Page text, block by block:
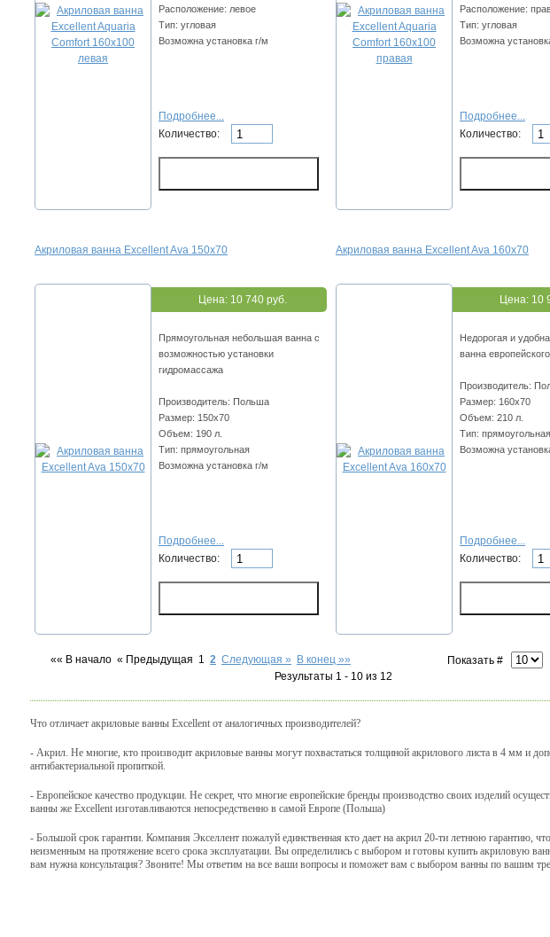
Расположение: левое
Тип: угловая
Возможна установка г/м
Подробнее...
Количество:
Расположение:
Тип: угловая
Возможна
Подробнее...
Количество:
Акриловая ванна Excellent Ava 150x70
Цена: 10 740 руб.
Прямоугольная небольшая ванна с
возможностью установки
гидромассажа
Производитель: Польша
Размер: 150x70
Объем: 190 л.
Тип: прямоугольная
Возможна установка г/м
Подробнее...
Количество:
Акриловая ванна Excellent Ava 160x70
Цена: 10
Недорогая и
ванна
Производитель:
Размер: 160x70
Объем: 210 л.
Тип: прямоугольная
Возможна
Подробнее...
Количество:
«« В начало « Предыдущая 1 2 Следующая » В конец »»
Показать #
Результаты 1 - 10 из 12
Что отличает акриловые ванны Excellent от аналогичных производителей?
- Акрил. Не многие, кто производит акриловые ванны могут похвастаться толщиной акрилового листа в 4 мм и
антибактериальной пропиткой.
- Европейское качество продукции. Не секрет, что многие европейские бренды производство своих изделий
ванны же Excellent изготавливаются непосредственно в самой Европе (Польша)
- Большой срок гарантии. Компания Экселлент пожалуй единственная кто дает на акрил 20-ти летнюю гарантию, что
неизменным на протяжение всего срока эксплуатации. Вы определились с выбором и готовы купить акриловую
вам нужна консультация? Звоните! Мы ответим на все ваши вопросы и поможет вам с выбором ванны по вашим